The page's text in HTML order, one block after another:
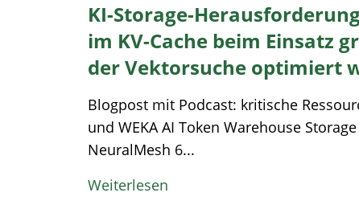
KI-Storage-
im KV-Cache beim Einsatz
der Vektorsuche optimiert
Blogpost mit Podcast: kritische
und WEKA AI Token Warehouse
NeuralMesh 6...
Weiterlesen